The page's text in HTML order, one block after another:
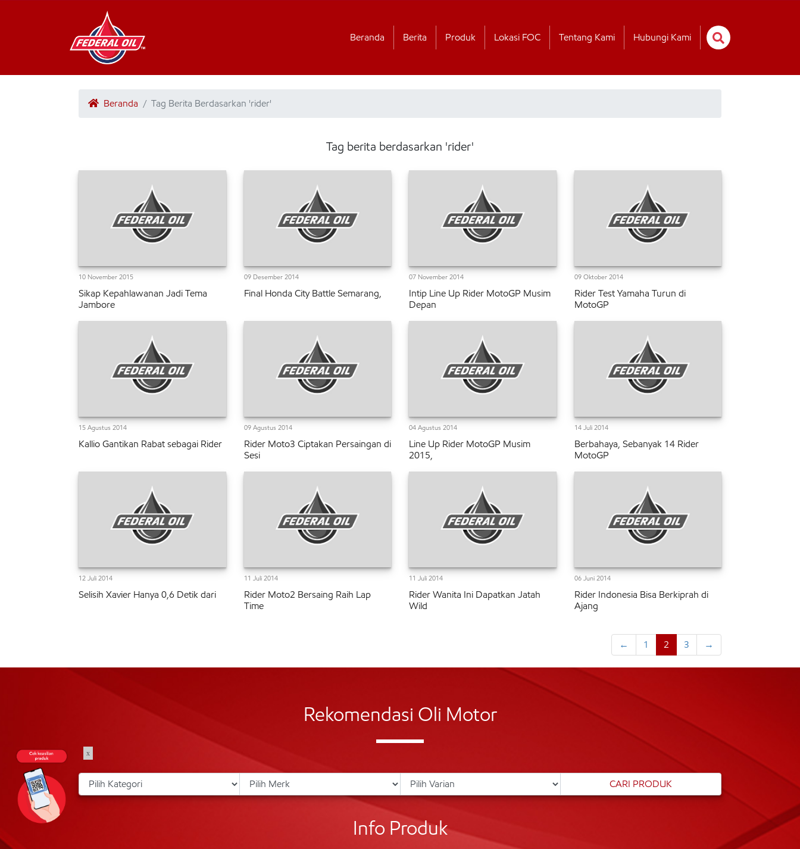
Beranda Berita Produk Lokasi FOC Tentang Kami Hubungi Kami
Beranda Tag Berita Berdasarkan 'rider'
Tag berita berdasarkan 'rider'
10 November 2015
Sikap Kepahlawanan Jadi Tema
Jambore
09 Desember 2014
Final Honda City Battle Semarang,
07 November 2014
Intip Line Up Rider MotoGP Musim
Depan
09 Oktober 2014
Rider Test Yamaha Turun di
MotoGP
15 Agustus 2014
Kallio Gantikan Rabat sebagai Rider
09 Agustus 2014
Rider Moto3 Ciptakan Persaingan di
Sesi
04 Agustus 2014
Line Up Rider MotoGP Musim
2015,
14 Juli 2014
Berbahaya, Sebanyak 14 Rider
MotoGP
12 Juli 2014
Selisih Xavier Hanya 0,6 Detik dari
11 Juli 2014
Rider Moto2 Bersaing Raih Lap
Time
11 Juli 2014
Rider Wanita Ini Dapatkan Jatah
Wild
06 Juni 2014
Rider Indonesia Bisa Berkiprah di
Ajang
← 1 2 3 →
Rekomendasi Oli Motor
Info Produk
x